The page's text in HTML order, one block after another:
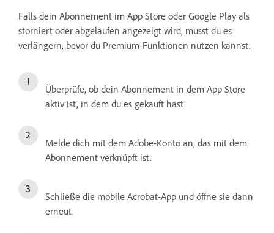
Falls dein Abonnement im App Store oder Google Play als
storniert oder abgelaufen angezeigt wird, musst du es
verlängern, bevor du Premium-Funktionen nutzen kannst.
Überprüfe, ob dein Abonnement in dem App Store
aktiv ist, in dem du es gekauft hast.
Melde dich mit dem Adobe-Konto an, das mit dem
Abonnement verknüpft ist.
Schließe die mobile Acrobat-App und öffne sie dann
erneut.